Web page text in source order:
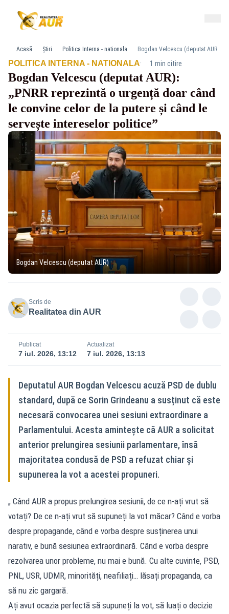
Acasă Știri Politica Interna - nationala Bogdan Velcescu (deputat AUR): „PNRR reprezintă o urgență doar când le convine celor de la putere și când le servește intereselor politice”
POLITICA INTERNA - NATIONALA· 1 min citire
Bogdan Velcescu (deputat AUR):
„PNRR reprezintă o urgență doar când
le convine celor de la putere și când le
servește intereselor politice”
Bogdan Velcescu (deputat AUR)
Scris de
Realitatea din AUR
Publicat
7 iul. 2026, 13:12
Actualizat
7 iul. 2026, 13:13
Deputatul AUR Bogdan Velcescu acuză PSD de dublu
standard, după ce Sorin Grindeanu a susținut că este
necesară convocarea unei sesiuni extraordinare a
Parlamentului. Acesta amintește că AUR a solicitat
anterior prelungirea sesiunii parlamentare, însă
majoritatea condusă de PSD a refuzat chiar și
supunerea la vot a acestei propuneri.
„ Când AUR a propus prelungirea sesiunii, de ce n-ați vrut să
votați? De ce n-ați vrut să supuneți la vot măcar? Când e vorba
despre propagande, când e vorba despre susținerea unui
narativ, e bună sesiunea extraordinară. Când e vorba despre
rezolvarea unor probleme, nu mai e bună. Cu alte cuvinte, PSD,
PNL, USR, UDMR, minorități, neafiliați… lăsați propaganda, ca
să nu zic gargară.
Ați avut ocazia perfectă să supuneți la vot, să luați o decizie